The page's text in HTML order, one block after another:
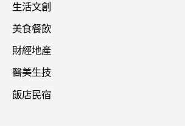
生活文創
美食餐飲
財經地產
醫美生技
飯店民宿